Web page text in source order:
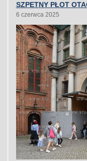
SZPETNY PŁOT
6 czerwca 2025